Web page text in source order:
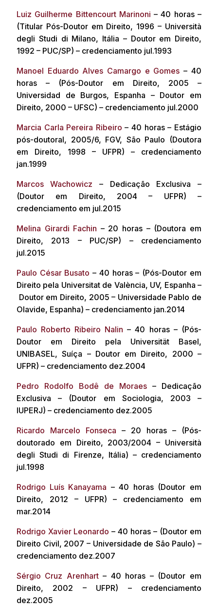
Luiz Guilherme Bittencourt Marinoni – 40 horas –
(Titular Pós-Doutor em Direito, 1996 – Università
degli Studi di Milano, Itália – Doutor em Direito,
1992 – PUC/SP) – credenciamento jul.1993
Manoel Eduardo Alves Camargo e Gomes – 40
horas – (Pós-Doutor em Direito, 2005 –
Universidad de Burgos, Espanha – Doutor em
Direito, 2000 – UFSC) – credenciamento jul.2000
Marcia Carla Pereira Ribeiro – 40 horas – Estágio
pós-doutoral, 2005/6, FGV, São Paulo (Doutora
em Direito, 1998 – UFPR) – credenciamento
jan.1999
Marcos Wachowicz – Dedicação Exclusiva –
(Doutor em Direito, 2004 – UFPR) –
credenciamento em jul.2015
Melina Girardi Fachin – 20 horas – (Doutora em
Direito, 2013 – PUC/SP) – credenciamento
jul.2015
Paulo César Busato – 40 horas – (Pós-Doutor em
Direito pela Universitat de València, UV, Espanha –
Doutor em Direito, 2005 – Universidade Pablo de
Olavide, Espanha) – credenciamento jan.2014
Paulo Roberto Ribeiro Nalin – 40 horas – (Pós-
Doutor em Direito pela Universität Basel,
UNIBASEL, Suíça – Doutor em Direito, 2000 –
UFPR) – credenciamento dez.2004
Pedro Rodolfo Bodê de Moraes – Dedicação
Exclusiva – (Doutor em Sociologia, 2003 –
IUPERJ) – credenciamento dez.2005
Ricardo Marcelo Fonseca – 20 horas – (Pós-
doutorado em Direito, 2003/2004 – Università
degli Studi di Firenze, Itália) – credenciamento
jul.1998
Rodrigo Luís Kanayama – 40 horas (Doutor em
Direito, 2012 – UFPR) – credenciamento em
mar.2014
Rodrigo Xavier Leonardo – 40 horas – (Doutor em
Direito Civil, 2007 – Universidade de São Paulo) –
credenciamento dez.2007
Sérgio Cruz Arenhart – 40 horas – (Doutor em
Direito, 2002 – UFPR) – credenciamento
dez.2005